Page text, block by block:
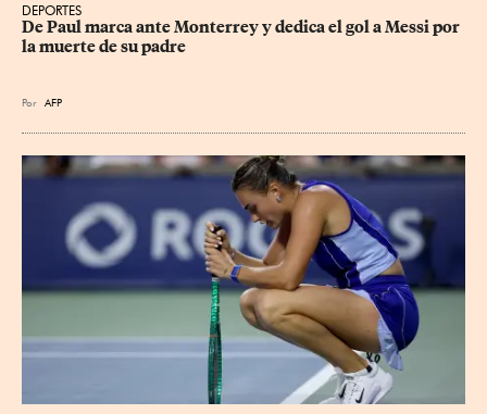
DEPORTES
De Paul marca ante Monterrey y dedica el gol a Messi por
la muerte de su padre
Por AFP